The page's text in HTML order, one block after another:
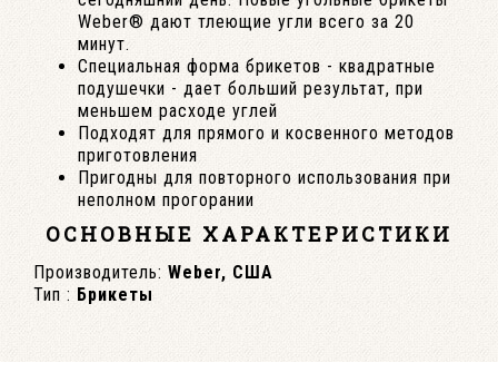
Weber® дают тлеющие угли всего за 20
минут.
Специальная форма брикетов - квадратные
подушечки - дает больший результат, при
меньшем расходе углей
Подходят для прямого и косвенного методов
приготовления
Пригодны для повторного использования при
неполном прогорании
ОСНОВНЫЕ ХАРАКТЕРИСТИКИ
Производитель: Weber, США
Тип : Брикеты